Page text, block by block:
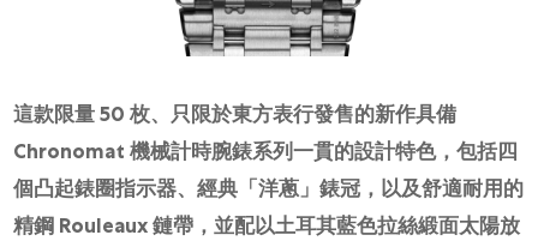
這款限量 50 枚、只限於東方表行發售的新作具備
Chronomat 機械計時腕錶系列一貫的設計特色，包括四
個凸起錶圈指示器、經典「洋蔥」錶冠，以及舒適耐用的
精鋼 Rouleaux 鏈帶，並配以土耳其藍色拉絲緞面太陽放